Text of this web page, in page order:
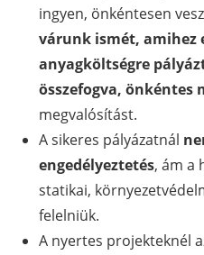
ingyen, önkéntesen
várunk ismét, amihez
anyagköltségre
összefogva,
megvalósítást.
A sikeres pályázatnál
engedélyeztetés, ám a
statikai,
felelniük.
A nyertes projekteknél